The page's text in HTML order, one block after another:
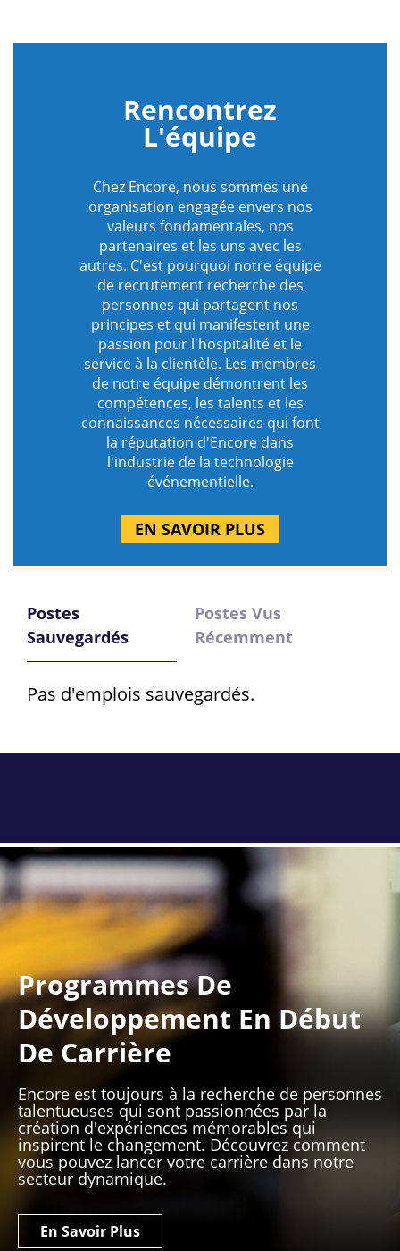
Rencontrez
L'équipe
Chez Encore, nous sommes une
organisation engagée envers nos
valeurs fondamentales, nos
partenaires et les uns avec les
autres. C'est pourquoi notre équipe
de recrutement recherche des
personnes qui partagent nos
principes et qui manifestent une
passion pour l'hospitalité et le
service à la clientèle. Les membres
de notre équipe démontrent les
compétences, les talents et les
connaissances nécessaires qui font
la réputation d'Encore dans
l'industrie de la technologie
événementielle.
EN SAVOIR PLUS
Postes
Sauvegardés
Postes Vus
Récemment
Pas d'emplois sauvegardés.
Programmes De
Développement En Début
De Carrière
Encore est toujours à la recherche de personnes
talentueuses qui sont passionnées par la
création d'expériences mémorables qui
inspirent le changement. Découvrez comment
vous pouvez lancer votre carrière dans notre
secteur dynamique.
En Savoir Plus